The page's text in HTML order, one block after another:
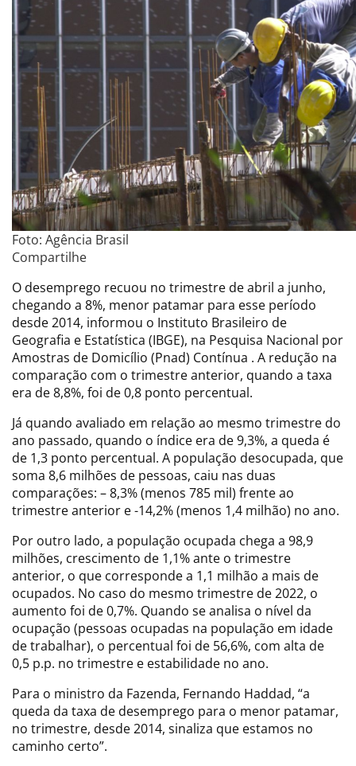
Foto: Agência Brasil
Compartilhe
O desemprego recuou no trimestre de abril a junho,
chegando a 8%, menor patamar para esse período
desde 2014, informou o Instituto Brasileiro de
Geografia e Estatística (IBGE), na Pesquisa Nacional por
Amostras de Domicílio (Pnad) Contínua . A redução na
comparação com o trimestre anterior, quando a taxa
era de 8,8%, foi de 0,8 ponto percentual.
Já quando avaliado em relação ao mesmo trimestre do
ano passado, quando o índice era de 9,3%, a queda é
de 1,3 ponto percentual. A população desocupada, que
soma 8,6 milhões de pessoas, caiu nas duas
comparações: – 8,3% (menos 785 mil) frente ao
trimestre anterior e -14,2% (menos 1,4 milhão) no ano.
Por outro lado, a população ocupada chega a 98,9
milhões, crescimento de 1,1% ante o trimestre
anterior, o que corresponde a 1,1 milhão a mais de
ocupados. No caso do mesmo trimestre de 2022, o
aumento foi de 0,7%. Quando se analisa o nível da
ocupação (pessoas ocupadas na população em idade
de trabalhar), o percentual foi de 56,6%, com alta de
0,5 p.p. no trimestre e estabilidade no ano.
Para o ministro da Fazenda, Fernando Haddad, “a
queda da taxa de desemprego para o menor patamar,
no trimestre, desde 2014, sinaliza que estamos no
caminho certo”.